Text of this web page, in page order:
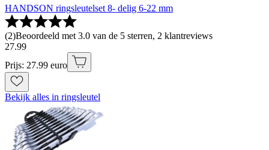
HANDSON ringsleutelset 8- delig 6-22 mm
(2)Beoordeeld met 3.0 van de 5 sterren, 2 klantreviews
27.99
Prijs: 27.99 euro
Bekijk alles in ringsleutel